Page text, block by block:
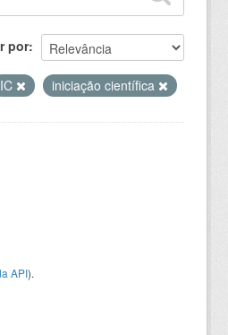
por
IC iniciação científica
API).